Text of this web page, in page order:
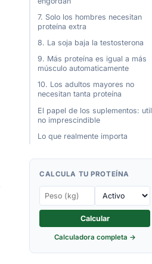
7. Solo los hombres necesitan
proteína extra
8. La soja baja la testosterona
9. Más proteína es igual a más
músculo automaticamente
10. Los adultos mayores no
necesitan tanta proteína
El papel de los suplementos: util,
no imprescindible
Lo que realmente importa
CALCULA TU PROTEÍNA
Calcular
Calculadora completa →